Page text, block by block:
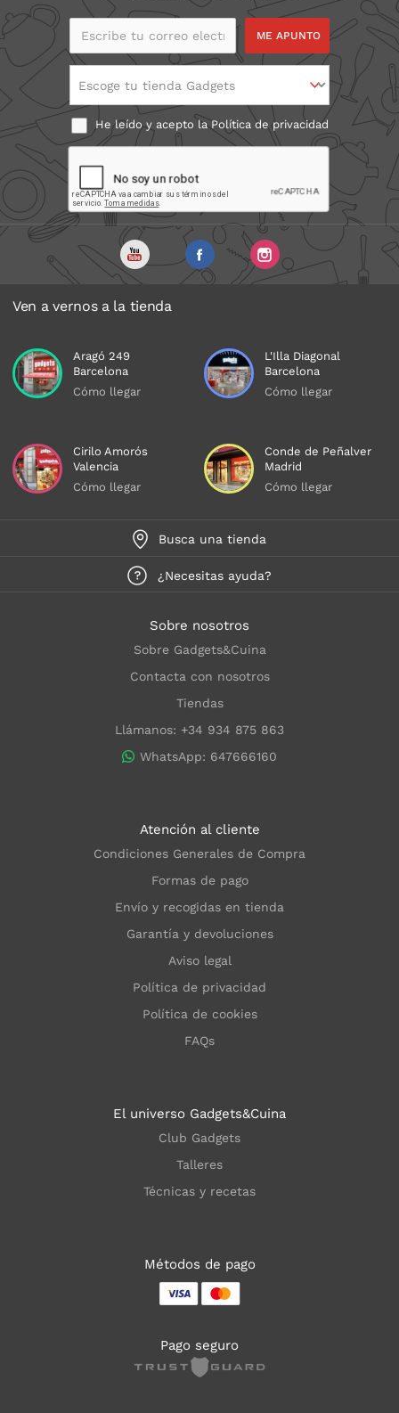
Escribe tu correo
Escoge tu tienda Gadgets
He leído y acepto laPolítica de privacidad
Ven a vernos a la tienda
Aragó 249
Barcelona
Cómo llegar
L'Illa Diagonal
Barcelona
Cómo llegar
Cirilo Amorós
Valencia
Cómo llegar
Conde de Peñalver
Madrid
Cómo llegar
Busca una tienda
¿Necesitas ayuda?
Sobre nosotros
Sobre Gadgets&Cuina
Contacta con nosotros
Tiendas
Llámanos: +34 934 875 863
WhatsApp: 647666160
Atención al cliente
Condiciones Generales de Compra
Formas de pago
Envío y recogidas en tienda
Garantía y devoluciones
Aviso legal
Política de privacidad
Política de cookies
FAQs
El universo Gadgets&Cuina
Club Gadgets
Talleres
Técnicas y recetas
Métodos de pago
Pago seguro